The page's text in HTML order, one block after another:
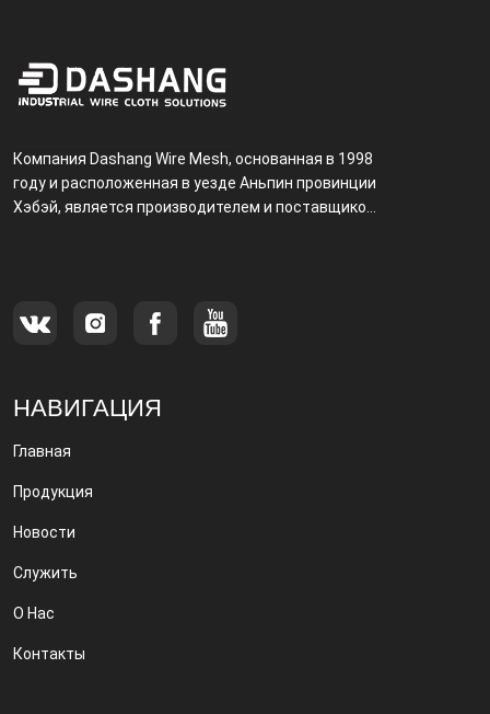
Компания Dashang Wire Mesh, основанная в 1998
году и расположенная в уезде Аньпин провинции
Хэбэй, является производителем и поставщиком,
НАВИГАЦИЯ
Главная
Продукция
Новости
Служить
О Нас
Контакты